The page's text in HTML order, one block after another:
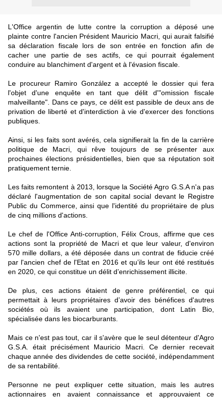
L'Office argentin de lutte contre la corruption a déposé une
plainte contre l'ancien Président Mauricio Macri, qui aurait falsifié
sa déclaration fiscale lors de son entrée en fonction afin de
cacher une partie de ses actifs, ce qui pourrait également
conduire au blanchiment d'argent et à l'évasion fiscale.
Le procureur Ramiro González a accepté le dossier qui fera
l'objet d'une enquête en tant que délit d'"omission fiscale
malveillante". Dans ce pays, ce délit est passible de deux ans de
privation de liberté et d'interdiction à vie d'exercer des fonctions
publiques.
Ainsi, si les faits sont avérés, cela signifierait la fin de la carrière
politique de Macri, qui rêve toujours de se présenter aux
prochaines élections présidentielles, bien que sa réputation soit
pratiquement ternie.
Les faits remontent à 2013, lorsque la Société Agro G.S.A n'a pas
déclaré l'augmentation de son capital social devant le Registre
Public du Commerce, ainsi que l'identité du propriétaire de plus
de cinq millions d'actions.
Le chef de l'Office Anti-corruption, Félix Crous, affirme que ces
actions sont la propriété de Macri et que leur valeur, d'environ
570 mille dollars, a été déposée dans un contrat de fiducie créé
par l'ancien chef de l'Etat en 2016 et qu’ils leur ont été restitués
en 2020, ce qui constitue un délit d’enrichissement illicite.
De plus, ces actions étaient de genre préférentiel, ce qui
permettait à leurs propriétaires d’avoir des bénéfices d'autres
sociétés où ils avaient une participation, dont Latin Bio,
spécialisée dans les biocarburants.
Mais ce n'est pas tout, car il s'avère que le seul détenteur d'Agro
G.S.A. était précisément Mauricio Macri. Ce dernier recevait
chaque année des dividendes de cette société, indépendamment
de sa rentabilité.
Personne ne peut expliquer cette situation, mais les autres
actionnaires en avaient connaissance et approuvaient ce